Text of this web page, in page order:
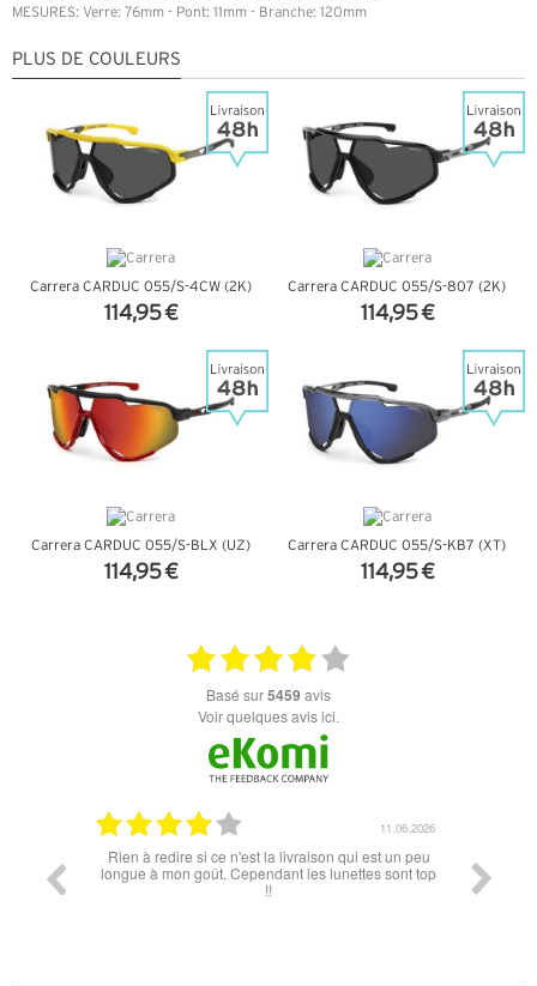
MESURES: Verre: 76mm - Pont: 11mm - Branche: 120mm
PLUS DE COULEURS
Carrera CARDUC 055/S-4CW (2K)
114,95 €
Carrera CARDUC 055/S-807 (2K)
114,95 €
Carrera CARDUC 055/S-BLX (UZ)
114,95 €
Carrera CARDUC 055/S-KB7 (XT)
114,95 €
basé sur5459 avis
Voir quelques avis ici.
11.06.2026
Rien à redire si ce n'est la livraison qui est un peu
longue à mon goût. Cependant les lunettes sont top
!!